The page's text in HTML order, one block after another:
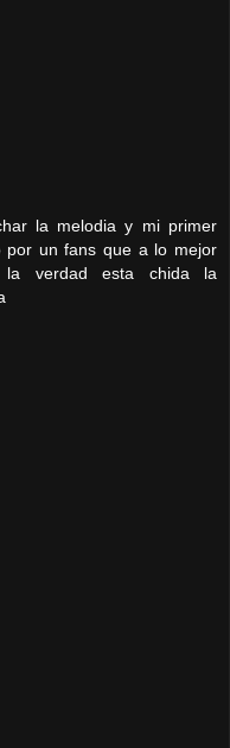
la melodia y mi primer
por un fans que a lo mejor
verdad esta chida la